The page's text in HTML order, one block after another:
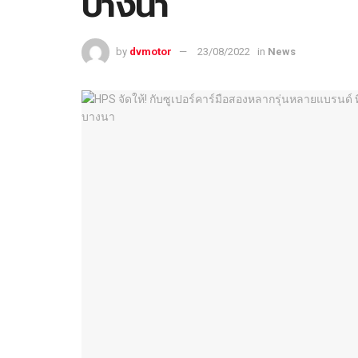
by dvmotor 23/08/2022 in News